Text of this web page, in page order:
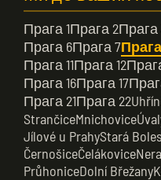
Прага 1Прага 2Прага
Прага 6Прага 7
Прага 11Прага 12
Прага 16Прага 17
Прага 21Прага 22
StrančiceMnichovice
Jílové u PrahyStará
ČernošiceČelákovice
PrůhoniceDolní Břežany